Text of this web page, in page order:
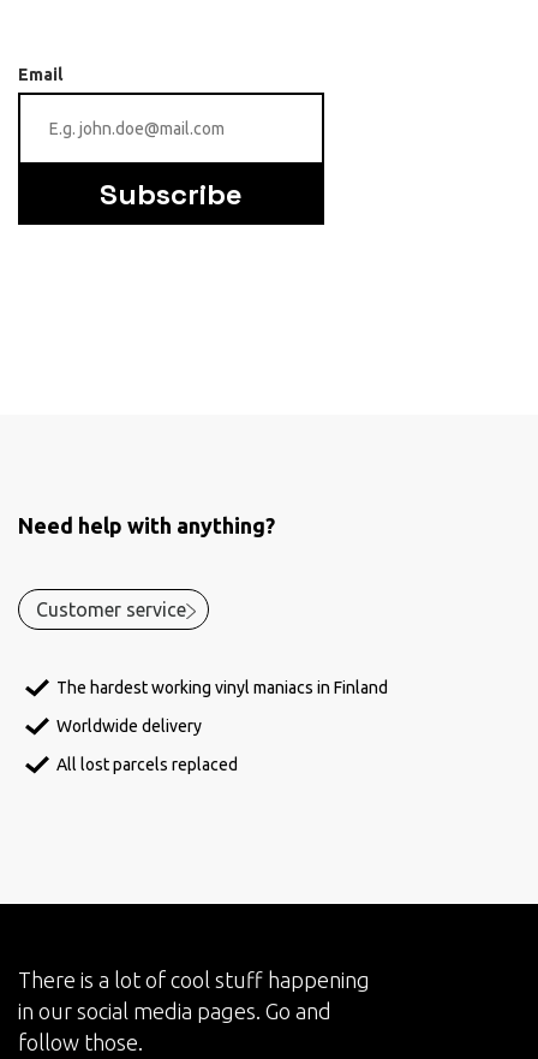
Email
Subscribe
Need help with anything?
Customer service
The hardest working vinyl maniacs in Finland
Worldwide delivery
All lost parcels replaced
There is a lot of cool stuff happening
in our social media pages. Go and
follow those.